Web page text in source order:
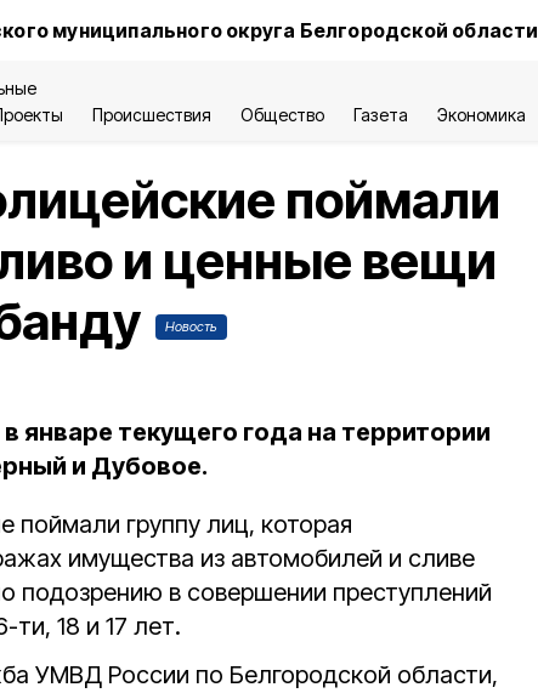
муниципального округа Белгородской области
Происшествия Общество Газета Экономика
поймали
и ценные вещи
Новость
январе текущего года на территории
и Дубовое.
поймали группу лиц, которая
имущества из автомобилей и сливе
подозрению в совершении преступлений
ти, 18 и 17 лет.
УМВД России по Белгородской области,